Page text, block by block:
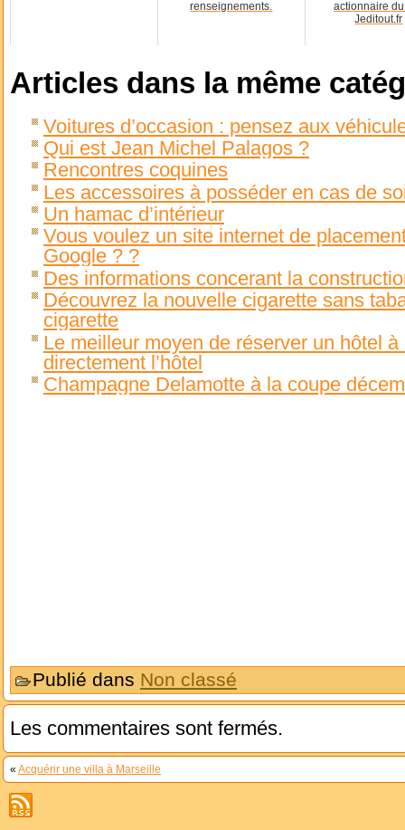
renseignements.
actionnaire
Jeditout.fr
Articles dans la même
Voitures d’occasion : pensez aux
Qui est Jean Michel Palagos ?
Rencontres coquines
Les accessoires à posséder en cas de
Un hamac d’intérieur
Vous voulez un site internet de
Google ? ?
Des informations concerant la
Découvrez la nouvelle cigarette sans
cigarette
Le meilleur moyen de réserver un hôtel à
directement l’hôtel
Champagne Delamotte à la coupe
Publié dans Non classé
Les commentaires sont fermés.
« Acquérir une villa à Marseille